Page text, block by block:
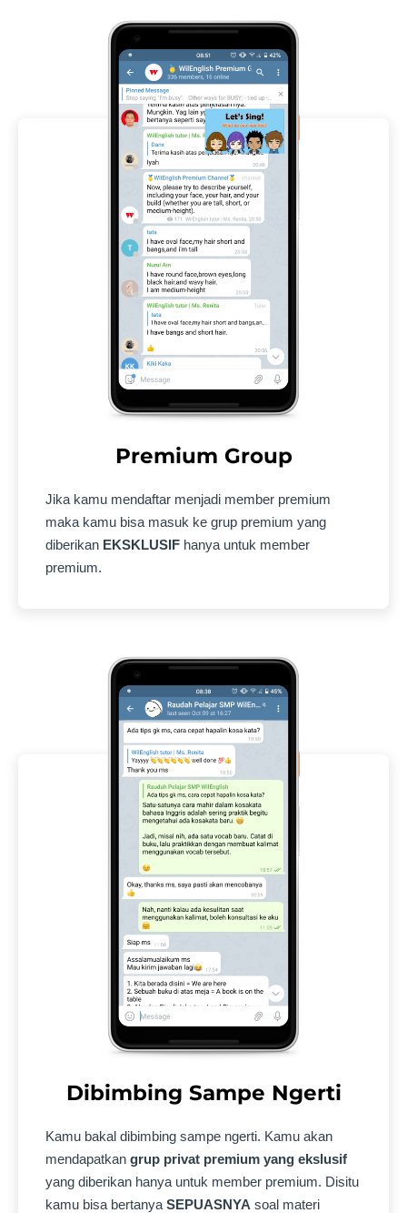
Premium Group
Jika kamu mendaftar menjadi member premium
maka kamu bisa masuk ke grup premium yang
diberikan EKSKLUSIF hanya untuk member
premium.
Dibimbing Sampe Ngerti
Kamu bakal dibimbing sampe ngerti. Kamu akan
mendapatkan grup privat premium yang ekslusif
yang diberikan hanya untuk member premium. Disitu
kamu bisa bertanya SEPUASNYA soal materi